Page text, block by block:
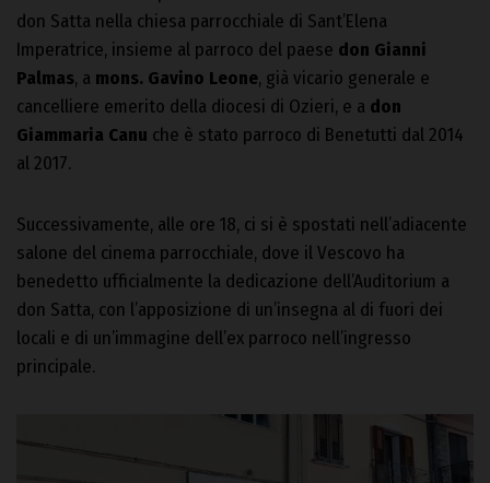
don Satta nella chiesa parrocchiale di Sant’Elena
Imperatrice, insieme al parroco del paese don Gianni
Palmas, a mons. Gavino Leone, già vicario generale e
cancelliere emerito della diocesi di Ozieri, e a don
Giammaria Canu che è stato parroco di Benetutti dal 2014
al 2017.
Successivamente, alle ore 18, ci si è spostati nell’adiacente
salone del cinema parrocchiale, dove il Vescovo ha
benedetto ufficialmente la dedicazione dell’Auditorium a
don Satta, con l’apposizione di un’insegna al di fuori dei
locali e di un’immagine dell’ex parroco nell’ingresso
principale.